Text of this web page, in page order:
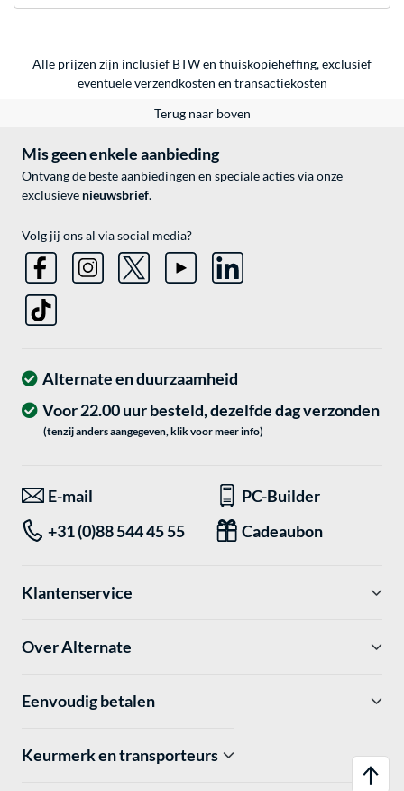
Alle prijzen zijn inclusief BTW en thuiskopieheffing, exclusief
eventueleverzendkosten en transactiekosten
Terug naar boven
Mis geen enkele aanbieding
Ontvang de beste aanbiedingen en speciale acties via onze
exclusieve nieuwsbrief.
Volg jij ons al via social media?
Alternate en duurzaamheid
Voor 22.00 uur besteld, dezelfde dag verzonden
(tenzij anders aangegeven, klik voor meer info)
E-mail
PC-Builder
+31 (0)88 544 45 55
Cadeaubon
Klantenservice
Over Alternate
Eenvoudig betalen
Keurmerk en transporteurs